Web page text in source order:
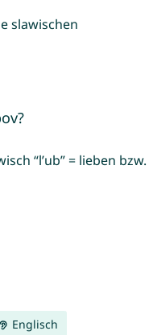
slawischen
“l’ub” = lieben bzw.
Englisch